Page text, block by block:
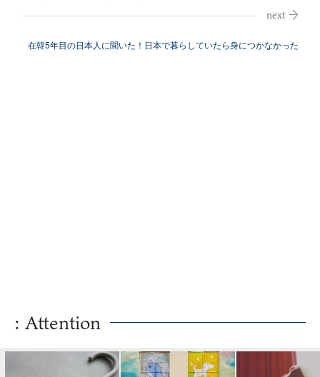
在韓5年目の日本人に聞いた！日本で暮らしていたら身につかなかった
: Attention